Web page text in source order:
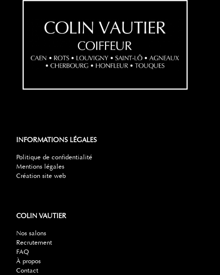
INFORMATIONS LÉGALES
Politique de confidentialité
Mentions légales
Création site web
COLIN VAUTIER
Nos salons
Recrutement
FAQ
À propos
Contact